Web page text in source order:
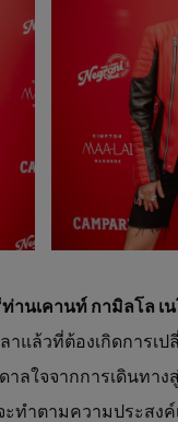
ท่านเคานท์ กามิลโล เ
แล้วที่ต้องเกิดการเ
ลใจจากการเดินทา
ทำตามความประสง